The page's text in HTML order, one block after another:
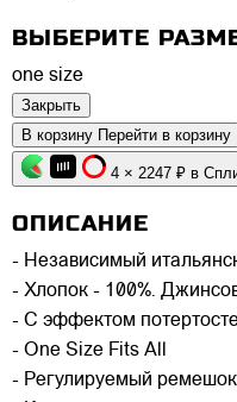
ВЫБЕРИТЕ
one size
Закрыть
В корзину Перейти в корзину
ОПИСАНИЕ
- Независимый
- Хлопок - 100%.
- С эффектом
- One Size Fits All
- Регулируемый